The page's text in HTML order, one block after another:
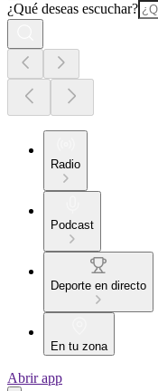
¿Qué deseas escuchar?
Radio
Podcast
Deporte en directo
En tu zona
Abrir app